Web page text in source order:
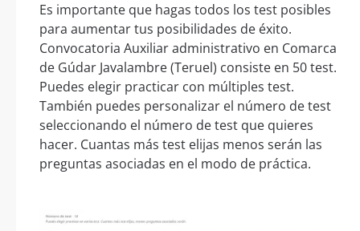
Es importante que hagas todos los test posibles
para aumentar tus posibilidades de éxito.
Convocatoria Auxiliar administrativo en Comarca
de Gúdar Javalambre (Teruel) consiste en 50 test.
Puedes elegir practicar con múltiples test.
También puedes personalizar el número de test
seleccionando el número de test que quieres
hacer. Cuantas más test elijas menos serán las
preguntas asociadas en el modo de práctica.